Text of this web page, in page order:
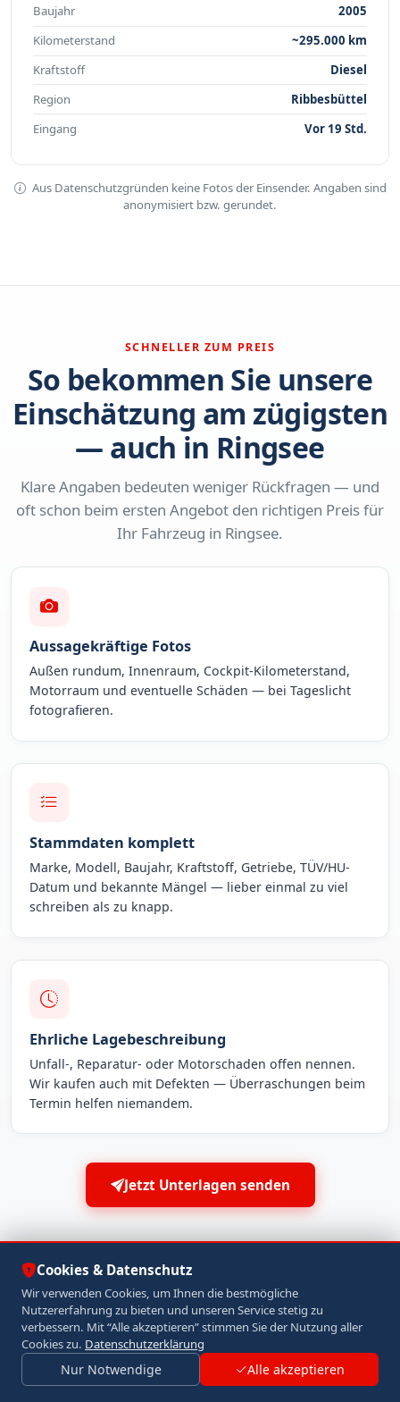
Baujahr
2005
Kilometerstand
~295.000 km
Kraftstoff
Diesel
Region
Ribbesbüttel
Eingang
Vor 19 Std.
Aus Datenschutzgründen keine Fotos der Einsender. Angaben sind
anonymisiert bzw. gerundet.
SCHNELLER ZUM PREIS
So bekommen Sie unsere
Einschätzung am zügigsten
— auch in Ringsee
Klare Angaben bedeuten weniger Rückfragen — und
oft schon beim ersten Angebot den richtigen Preis für
Ihr Fahrzeug in Ringsee.
Aussagekräftige Fotos
Außen rundum, Innenraum, Cockpit-Kilometerstand,
Motorraum und eventuelle Schäden — bei Tageslicht
fotografieren.
Stammdaten komplett
Marke, Modell, Baujahr, Kraftstoff, Getriebe, TÜV/HU-
Datum und bekannte Mängel — lieber einmal zu viel
schreiben als zu knapp.
Ehrliche Lagebeschreibung
Unfall-, Reparatur- oder Motorschaden offen nennen.
Wir kaufen auch mit Defekten — Überraschungen beim
Termin helfen niemandem.
Jetzt Unterlagen senden
IHRE BEDENKEN — UNSERE ANTWORTEN
Was Sie wissen sollten,
bevor Sie verkaufen in
Cookies & Datenschutz
Wir verwenden Cookies, um Ihnen die bestmögliche
Nutzererfahrung zu bieten und unseren Service stetig zu
verbessern. Mit “Alle akzeptieren” stimmen Sie der Nutzung aller
Cookies zu. Datenschutzerklärung
Nur Notwendige Alle akzeptieren